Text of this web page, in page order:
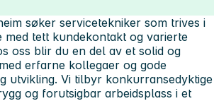
søker servicetekniker som trives i
med tett kundekontakt og varierte
oss blir du en del av et solid og
erfarne kollegaer og gode
utvikling. Vi tilbyr konkurransedyktige
og forutsigbar arbeidsplass i et